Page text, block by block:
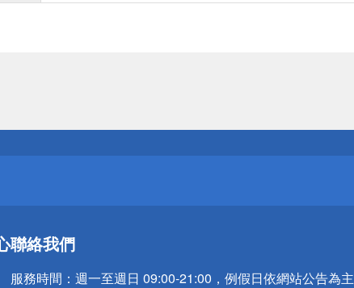
聯絡我們
服務時間： 週一至週日 09:00-21:00，例假日依網站公告為主